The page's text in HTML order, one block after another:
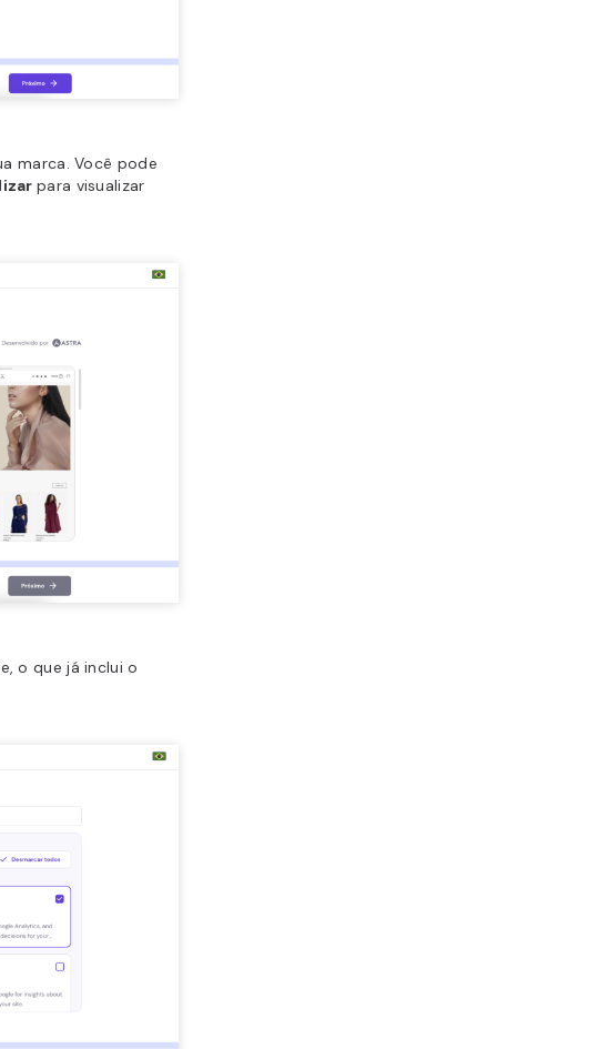
marca. Você pode
para visualizar
o que já inclui o